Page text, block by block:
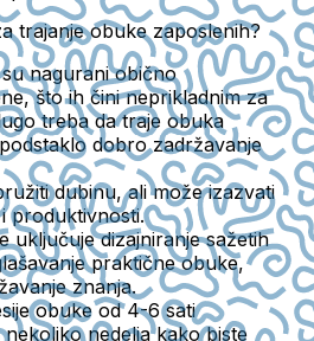
trajanje obuke zaposlenih?
nagurani obično
što ih čini neprikladnim za
treba da traje obuka
dobro zadržavanje
dubinu, ali može izazvati
produktivnosti.
uključuje dizajniranje sažetih
praktične obuke,
znanja.
obuke od 4-6 sati
nedelja kako biste